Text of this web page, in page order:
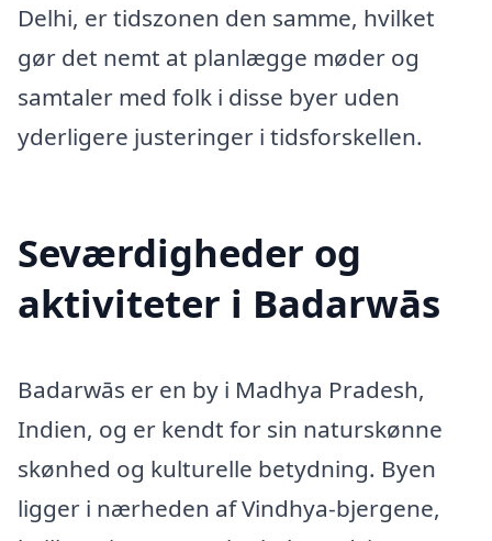
Delhi, er tidszonen den samme, hvilket
gør det nemt at planlægge møder og
samtaler med folk i disse byer uden
yderligere justeringer i tidsforskellen.
Seværdigheder og
aktiviteter i Badarwās
Badarwās er en by i Madhya Pradesh,
Indien, og er kendt for sin naturskønne
skønhed og kulturelle betydning. Byen
ligger i nærheden af Vindhya-bjergene,